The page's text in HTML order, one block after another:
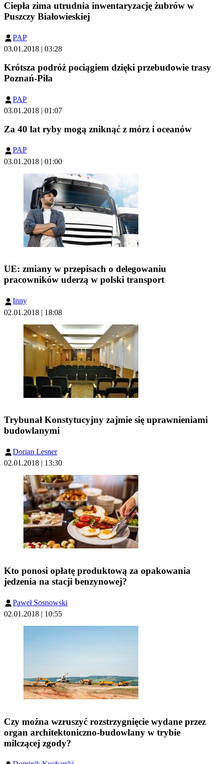
Ciepła zima utrudnia inwentaryzację żubrów w
Puszczy Białowieskiej
PAP
03.01.2018 | 03:28
Krótsza podróż pociągiem dzięki przebudowie trasy
Poznań-Piła
PAP
03.01.2018 | 01:07
Za 40 lat ryby mogą zniknąć z mórz i oceanów
PAP
03.01.2018 | 01:00
UE: zmiany w przepisach o delegowaniu
pracowników uderzą w polski transport
Inny
02.01.2018 | 18:08
Trybunał Konstytucyjny zajmie się uprawnieniami
budowlanymi
Dorian Lesner
02.01.2018 | 13:30
Kto ponosi opłatę produktową za opakowania
jedzenia na stacji benzynowej?
Paweł Sosnowski
02.01.2018 | 10:55
Czy można wzruszyć rozstrzygnięcie wydane przez
organ architektoniczno-budowlany w trybie
milczącej zgody?